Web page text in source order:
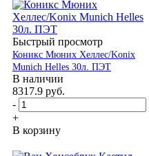
Быстрый просмотр
Коникс Мюних Хеллес/Konix
Munich Helles 30л. ПЭТ
В наличии
8317.9 руб.
-
+
В корзину